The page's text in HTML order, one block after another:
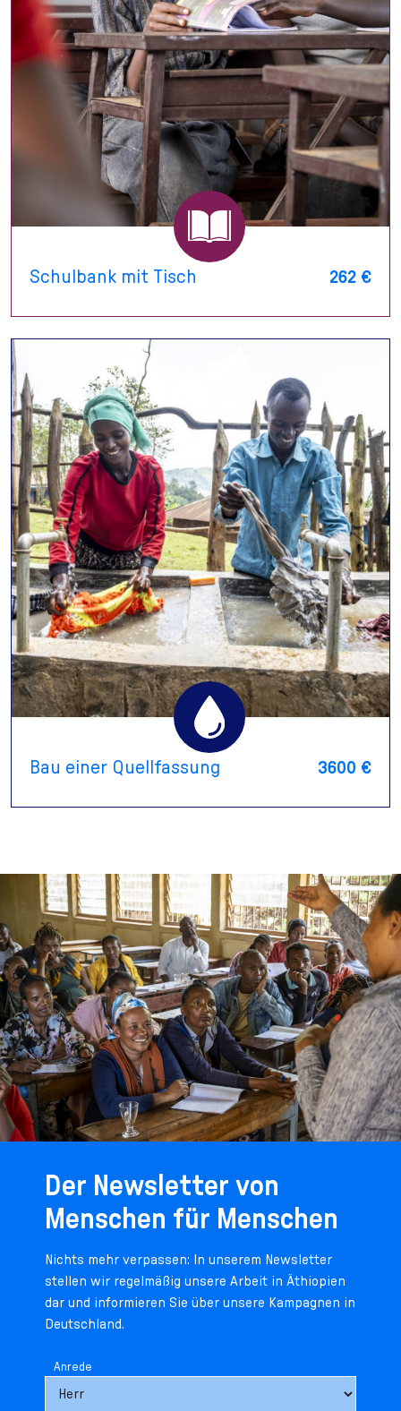
Schulbank mit Tisch 262 €
Bau einer Quellfassung 3600 €
Der Newsletter von
Menschen für Menschen
Nichts mehr verpassen: In unserem Newsletter
stellen wir regelmäßig unsere Arbeit in Äthiopien
dar und informieren Sie über unsere Kampagnen in
Deutschland.
Anrede